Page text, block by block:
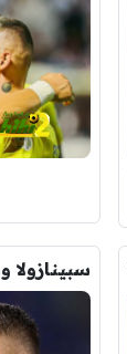
سبينازولا